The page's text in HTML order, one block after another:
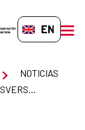
EN-GB
NOTICIAS